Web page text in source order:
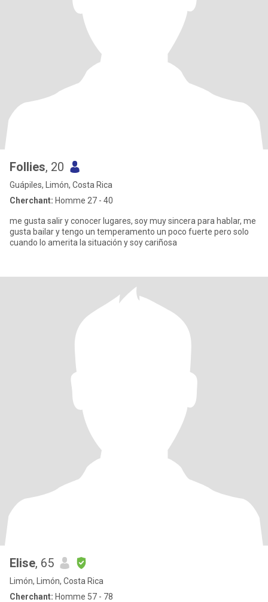
Follies, 20
Guápiles, Limón, Costa Rica
Cherchant: Homme 27 - 40
me gusta salir y conocer lugares, soy muy sincera para hablar, me
gusta bailar y tengo un temperamento un poco fuerte pero solo
cuando lo amerita la situación y soy cariñosa
Elise, 65
Limón, Limón, Costa Rica
Cherchant: Homme 57 - 78